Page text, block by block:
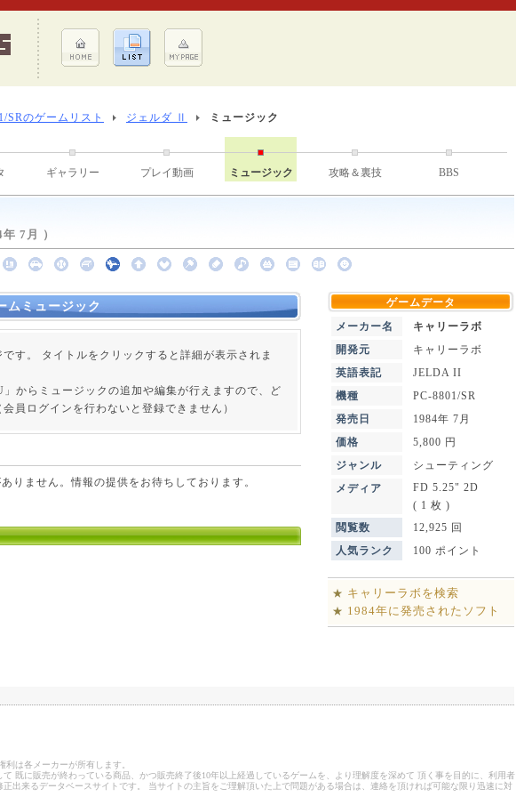
SRのゲームリスト ジェルダ Ⅱ ミュージック
ギャラリー プレイ動画 ミュージック 攻略＆裏技 BBS
7月 ）
ミュージック
す。 タイトルをクリックすると詳細が表示されま
からミュージックの追加や編集が行えますので、ど
員ログインを行わないと登録できません）
りません。情報の提供をお待ちしております。
ゲームデータ
メーカー名
キャリーラボ
開発元
キャリーラボ
英語表記
JELDA II
機種
PC-8801/SR
発売日
1984年 7月
価格
5,800 円
ジャンル
シューティング
メディア
FD 5.25" 2D
( 1 枚 )
閲覧数
12,925 回
人気ランク
100 ポイント
★ キャリーラボを検索
★ 1984年に発売されたソフト
は各メーカーが所有します。
既に販売が終わっている商品、かつ販売終了後10年以上経過しているゲームを、より理解度を深めて 頂く事を目的に、利用者
出来るデータベースサイトです。 当サイトの主旨をご理解頂いた上で問題がある場合は、連絡を頂ければ可能な限り迅速に対